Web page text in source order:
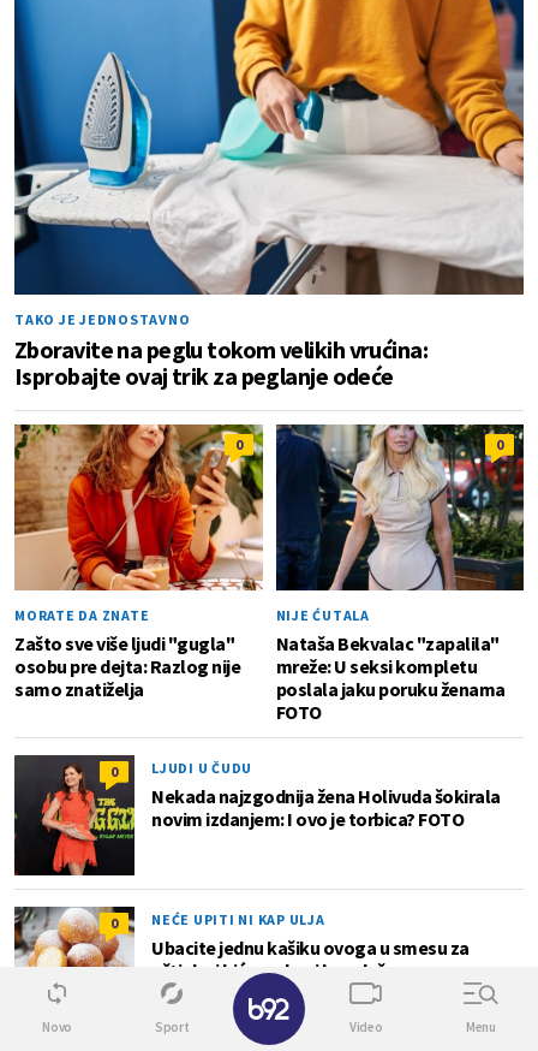
TAKO JE JEDNOSTAVNO
Zboravite na peglu tokom velikih vrućina:
Isprobajte ovaj trik za peglanje odeće
0
MORATE DA ZNATE
Zašto sve više ljudi "gugla"
osobu pre dejta: Razlog nije
samo znatiželja
0
NIJE ĆUTALA
Nataša Bekvalac "zapalila"
mreže: U seksi kompletu
poslala jaku poruku ženama
FOTO
0 LJUDI U ČUDU
Nekada najzgodnija žena Holivuda šokirala
novim izdanjem: I ovo je torbica? FOTO
0 NEĆE UPITI NI KAP ULJA
Ubacite jednu kašiku ovoga u smesu za
uštipke i biće mekani kao duša
Novo Sport Video Menu
✕